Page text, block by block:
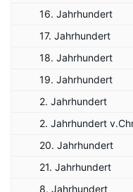
16. Jahrhundert
17. Jahrhundert
18. Jahrhundert
19. Jahrhundert
2. Jahrhundert
2. Jahrhundert
20. Jahrhundert
21. Jahrhundert
8. Jahrhundert